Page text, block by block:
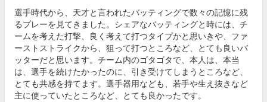
選手時代から、天才と言われたバッティングで数々の記憶に残
るプレーを見てきました。シェアなバッティングと時には、チ
ームを考えた打撃、良く考えて打つタイプかと思いきや、ファ
ーストストライクから、狙って打つところなど、とても良いバ
ッターだと思います。チーム内のゴタゴタで、本人は、本当
は、選手を続けたかったのに、引き受けてしまうところなど、
とても共感を持てます。選手器用なども、若手や生え抜きなど
主に使っていたところなど、とても良かったです。